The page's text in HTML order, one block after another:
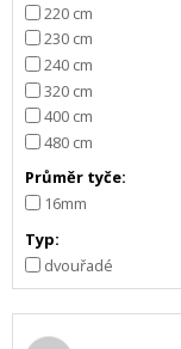
220 cm
230 cm
240 cm
320 cm
400 cm
480 cm
Průměr tyče:
16mm
Typ:
dvouřadé